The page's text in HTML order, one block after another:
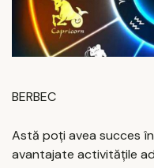
BERBEC
Astă poți avea succes
avantajate activitățile